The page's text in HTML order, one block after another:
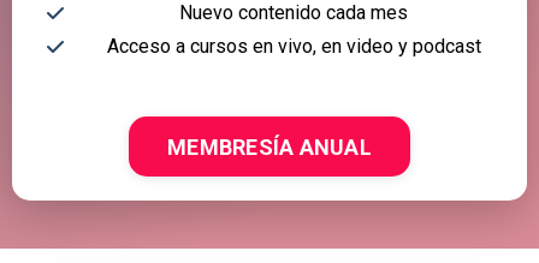
Nuevo contenido cada mes
Acceso a cursos en vivo, en video y podcast
MEMBRESÍA ANUAL